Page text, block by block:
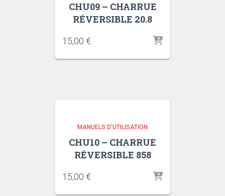
CHU09 – CHARRUE
RÉVERSIBLE 20.8
15,00 €
MANUELS D'UTILISATION
CHU10 – CHARRUE
RÉVERSIBLE 858
15,00 €